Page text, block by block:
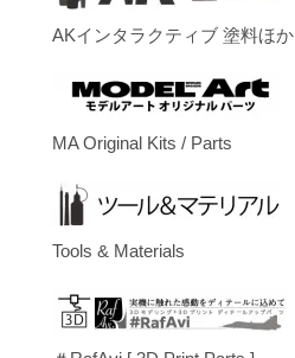
AKインタラクティブ 塗料ほか
MA Original Kits / Parts
Tools & Materials